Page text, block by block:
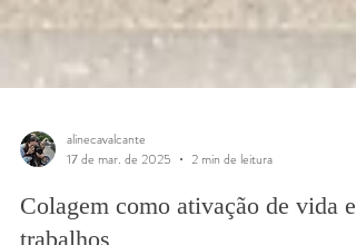
alinecavalcante
17 de mar. de 2025
2 min de leitura